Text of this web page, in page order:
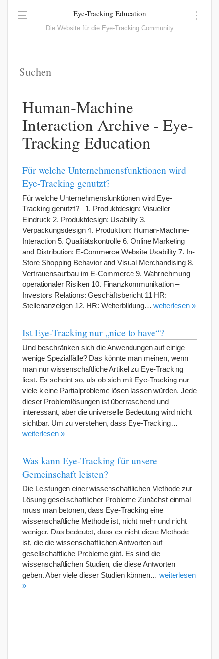
Eye-Tracking Education
Die Website für die Eye-Tracking Community
Human-Machine
Interaction Archive - Eye-
Tracking Education
Für welche Unternehmensfunktionen wird
Eye-Tracking genutzt?
Für welche Unternehmensfunktionen wird Eye-
Tracking genutzt? 1. Produktdesign: Visueller
Eindruck 2. Produktdesign: Usability 3.
Verpackungsdesign 4. Produktion: Human-Machine-
Interaction 5. Qualitätskontrolle 6. Online Marketing
and Distribution: E-Commerce Website Usability 7. In-
Store Shopping Behavior and Visual Merchandising 8.
Vertrauensaufbau im E-Commerce 9. Wahrnehmung
operationaler Risiken 10. Finanzkommunikation –
Investors Relations: Geschäftsbericht 11.HR:
Stellenanzeigen 12. HR: Weiterbildung… weiterlesen »
Ist Eye-Tracking nur „nice to have“?
Und beschränken sich die Anwendungen auf einige
wenige Spezialfälle? Das könnte man meinen, wenn
man nur wissenschaftliche Artikel zu Eye-Tracking
liest. Es scheint so, als ob sich mit Eye-Tracking nur
viele kleine Partialprobleme lösen lassen würden. Jede
dieser Problemlösungen ist überraschend und
interessant, aber die universelle Bedeutung wird nicht
sichtbar. Um zu verstehen, dass Eye-Tracking…
weiterlesen »
Was kann Eye-Tracking für unsere
Gemeinschaft leisten?
Die Leistungen einer wissenschaftlichen Methode zur
Lösung gesellschaftlicher Probleme Zunächst einmal
muss man betonen, dass Eye-Tracking eine
wissenschaftliche Methode ist, nicht mehr und nicht
weniger. Das bedeutet, dass es nicht diese Methode
ist, die die wissenschaftlichen Antworten auf
gesellschaftliche Probleme gibt. Es sind die
wissenschaftlichen Studien, die diese Antworten
geben. Aber viele dieser Studien können… weiterlesen
»